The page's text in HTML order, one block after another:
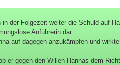
in der Folgezeit weiter die Schuld auf
Anführerin dar.
auf dagegen anzukämpfen und wirkte
er gegen den Willen Hannas dem